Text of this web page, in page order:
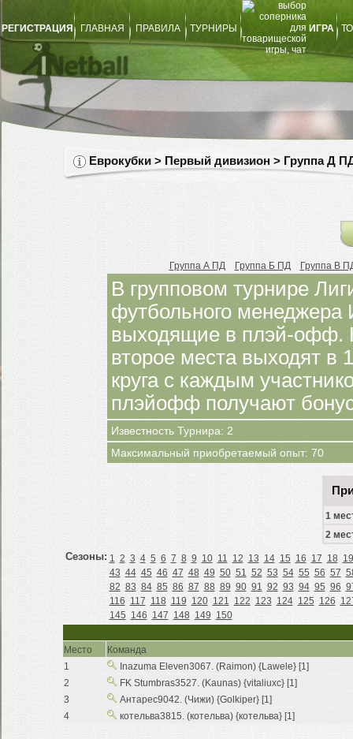
РЕГИСТРАЦИЯ ГЛАВНАЯ ПРАВИЛА ТУРНИРЫ ИГРА
Еврокубки > Первый дивизион > Группа Д
Группа А ПД Группа Б ПД Группа В
В групповом турнире
футбольного
выходящие в плэй-офф.
второе места выходят в
круга с каждым
плэйофф получают
Известность Турнира: 2
Максимальный приобретаемый опыт: 70
1
2
Сезоны: 1 2 3 4 5 6 7 8 9 10 11 12 13 14 15 16 17 18 19
43 44 45 46 47 48 49 50 51 52 53 54 55 56 57
82 83 84 85 86 87 88 89 90 91 92 93 94 95 96
116 117 118 119 120 121 122 123 124 125 126
145 146 147 148 149 150
Место
Команда
1
Inazuma Eleven3067. (Raimon) {Lawele} [1]
2
FK Stumbras3527. (Kaunas) {vitaliuxc} [1]
3
Антарес9042. (Чижи) {Golkiper} [1]
4
котельва3815. (котельва) {котельва} [1]